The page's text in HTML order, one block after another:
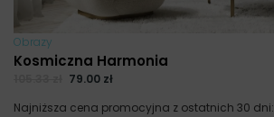
Obrazy
Kosmiczna Harmonia
79.00 zł
Najniższa cena promocyjna z ostatnich 30 dni: